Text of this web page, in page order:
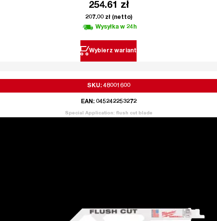
254.61 zł
207.00 zł(netto)
Wysyłka w 24h
Wybierz wariant
SKU: 48001600
EAN: 045242253272
Special Application: flush cut blade